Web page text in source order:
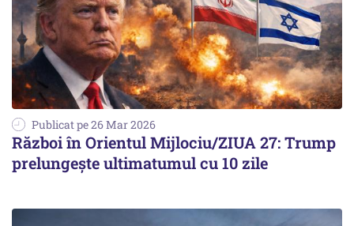
Publicat pe 26 Mar 2026
Război în Orientul Mijlociu/ZIUA 27: Trump
prelungește ultimatumul cu 10 zile